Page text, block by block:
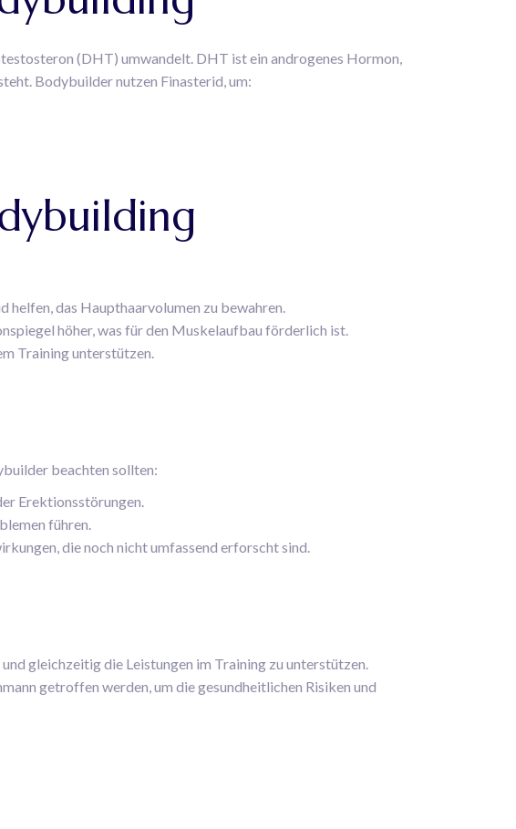
(DHT) umwandelt. DHT ist ein androgenes Hormon,
Bodybuilder nutzen Finasterid, um:
helfen, das Haupthaarvolumen zu bewahren.
höher, was für den Muskelaufbau förderlich ist.
Training unterstützen.
beachten sollten:
Erektionsstörungen.
führen.
die noch nicht umfassend erforscht sind.
gleichzeitig die Leistungen im Training zu unterstützen.
getroffen werden, um die gesundheitlichen Risiken und